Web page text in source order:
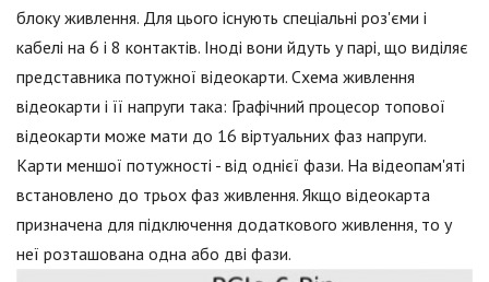
блоку живлення. Для цього існують спеціальні роз'єми і
кабелі на 6 і 8 контактів. Іноді вони йдуть у парі, що виділяє
представника потужної відеокарти. Схема живлення
відеокарти і її напруги така: Графічний процесор топової
відеокарти може мати до 16 віртуальних фаз напруги.
Карти меншої потужності - від однієї фази. На відеопам'яті
встановлено до трьох фаз живлення. Якщо відеокарта
призначена для підключення додаткового живлення, то у
неї розташована одна або дві фази.